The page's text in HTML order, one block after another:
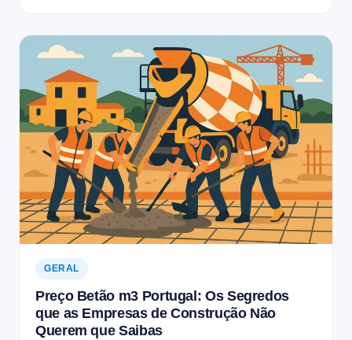
GERAL
Preço Betão m3 Portugal: Os Segredos
que as Empresas de Construção Não
Querem que Saibas